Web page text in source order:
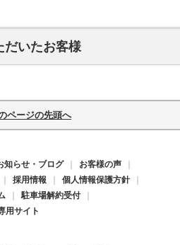
だいたお客様
ページの先頭へ
知らせ・ブログ
お客様の声
採用情報
個人情報保護方針
駐車場解約受付
用サイト